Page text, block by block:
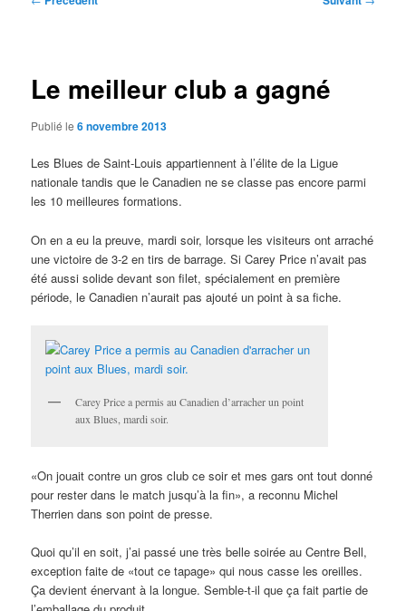
Le meilleur club a gagné
Publié le6 novembre 2013
Les Blues de Saint-Louis appartiennent à l’élite de la Ligue
nationale tandis que le Canadien ne se classe pas encore parmi
les 10 meilleures formations.
On en a eu la preuve, mardi soir, lorsque les visiteurs ont arraché
une victoire de 3-2 en tirs de barrage. Si Carey Price n’avait pas
été aussi solide devant son filet, spécialement en première
période, le Canadien n’aurait pas ajouté un point à sa fiche.
Carey Price a permis au Canadien d’arracher un point
aux Blues, mardi soir.
«On jouait contre un gros club ce soir et mes gars ont tout donné
pour rester dans le match jusqu’à la fin», a reconnu Michel
Therrien dans son point de presse.
Quoi qu’il en soit, j’ai passé une très belle soirée au Centre Bell,
exception faite de «tout ce tapage» qui nous casse les oreilles.
Ça devient énervant à la longue. Semble-t-il que ça fait partie de